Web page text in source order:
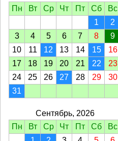
Пн
Вт Ср Чт Пт Сб
Вс
1
2
3
4 5 6 7 8
9
10
11 12 13 14 15
16
17
18 19 20 21 22
23
24
25 26 27 28 29
30
31
Сентябрь, 2026
Пн
Вт Ср Чт Пт Сб
Вс